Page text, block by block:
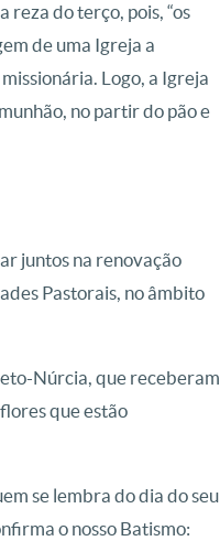
reza do terço, pois, “os
de uma Igreja a
Logo, a Igreja
no partir do pão e
juntos na renovação
Pastorais, no âmbito
Núrcia, que receberam
que estão
se lembra do dia do seu
o nosso Batismo: